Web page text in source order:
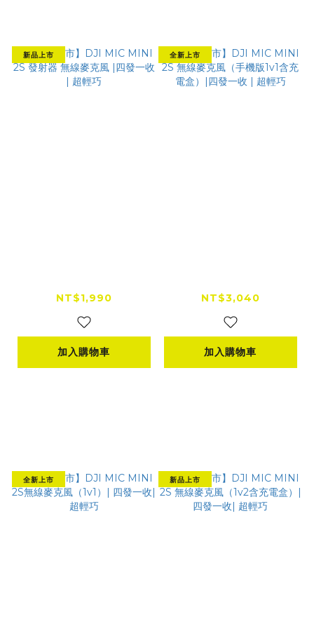
新品上市
麥克風 |四發一收 | 超
輕巧
NT$1,990
加入購物車
全新上市
（手機版1v1含充電
盒）|四發一收 | 超輕
巧
NT$3,040
加入購物車
全新上市 新品上市